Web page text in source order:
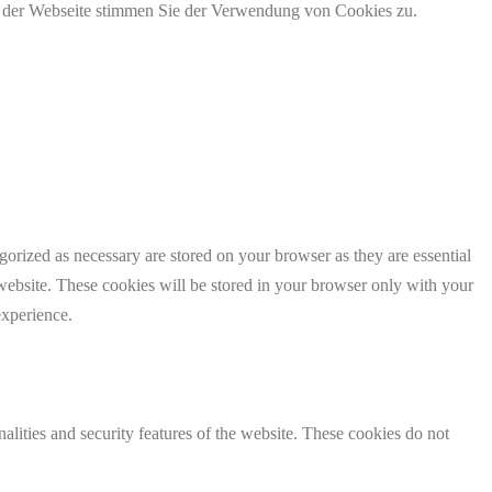
Webseite stimmen Sie der Verwendung von Cookies zu.
as necessary are stored on your browser as they are essential
These cookies will be stored in your browser only with your
and security features of the website. These cookies do not